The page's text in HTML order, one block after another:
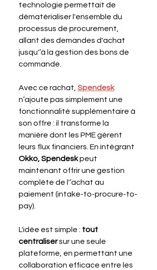
technologie permettait de
dématérialiser l'ensemble du
processus de procurement,
allant des demandes d'achat
jusqu'’à la gestion des bons de
commande.
Avec ce rachat, Spendesk
n’ajoute pas simplement une
fonctionnalité supplémentaire à
son offre : il transforme la
manière dont les PME gèrent
leurs flux financiers. En intégrant
Okko, Spendesk peut
maintenant offrir une gestion
complète de l'’achat au
paiement (intake-to-procure-to-
pay).
L'idée est simple : tout
centraliser sur une seule
plateforme, en permettant une
collaboration efficace entre les